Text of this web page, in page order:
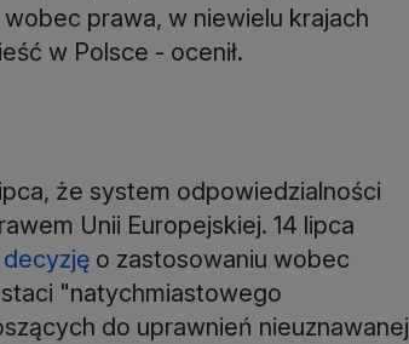
prawa, w niewielu krajach
w Polsce - ocenił.
że system odpowiedzialności
Unii Europejskiej. 14 lipca
decyzję o zastosowaniu wobec
"natychmiastowego
do uprawnień nieuznawanej